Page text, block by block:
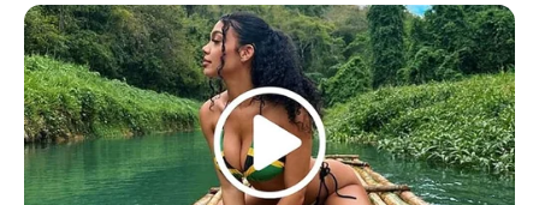
model.
Ketika ia masih kecil, ada informasi bahwa dia sakit parah, tapi
ia menghindari pertanyaan tentang kehidupannya sebelum
ketenarannya.
Saat berolahraga, ia fokus pada kaki dan bokongnya.